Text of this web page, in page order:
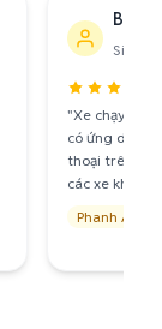
Bạn
Sinh
"Xe chạy êm,
có ứng dụng
thoại trên
các xe khác."
Phanh ABS